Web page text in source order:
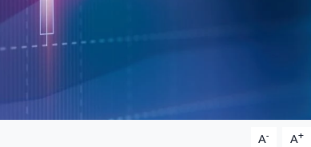
A- A+